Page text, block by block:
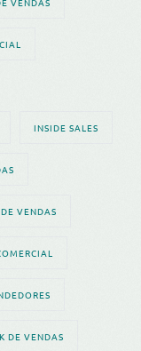
INSIDE SALES
VENDAS
DE VENDAS